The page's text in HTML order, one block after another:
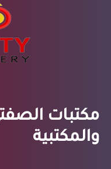
مكتبات
والمكتبية